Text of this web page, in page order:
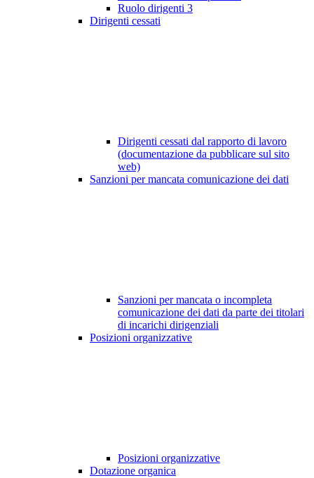
Ruolo dirigenti 3
Dirigenti cessati
Dirigenti cessati dal rapporto di lavoro
(documentazione da pubblicare sul sito
web)
Sanzioni per mancata comunicazione dei dati
Sanzioni per mancata o incompleta
comunicazione dei dati da parte dei titolari
di incarichi dirigenziali
Posizioni organizzative
Posizioni organizzative
Dotazione organica